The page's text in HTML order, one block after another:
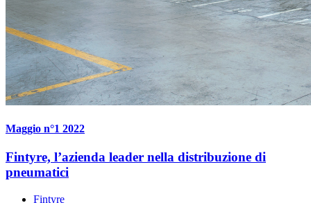
Maggio n°1 2022
Fintyre, l’azienda leader nella distribuzione di
pneumatici
Fintyre